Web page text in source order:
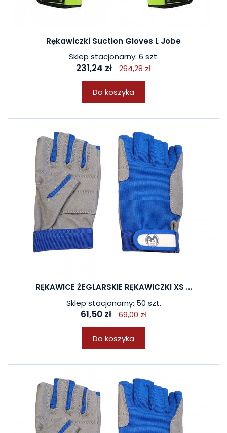
Rękawiczki Suction Gloves L Jobe
Sklep stacjonarny: 6 szt.
231,24 zł 264,28 zł
Do koszyka
RĘKAWICE ŻEGLARSKIE RĘKAWICZKI XS ...
Sklep stacjonarny: 50 szt.
61,50 zł 69,00 zł
Do koszyka